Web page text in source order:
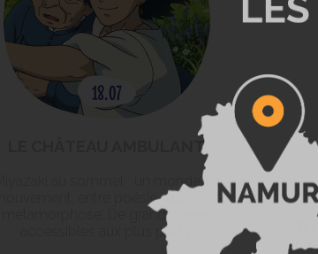
LE CHÂTEAU AMBULANT
Miyazaki au sommet : un monde en
mouvement, entre poésie, guerre et
métamorphose. De grands rêves
accessibles aux plus petits.
Un